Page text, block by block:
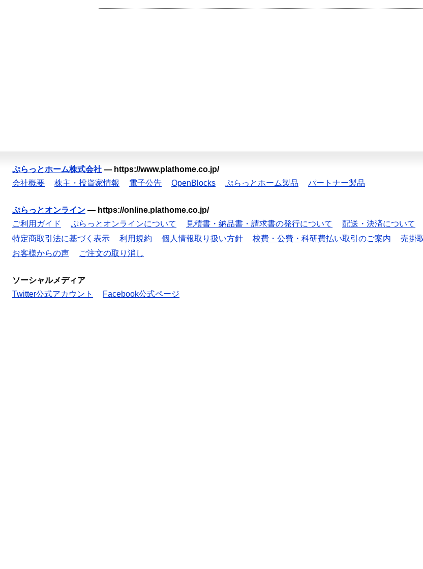
ぷらっとホーム株式会社 — https://www.plathome.co.jp/
会社概要
株主・投資家情報 電子公告 OpenBlocks ぷらっとホーム製品 パートナー製品
ぷらっとオンライン — https://online.plathome.co.jp/
ご利用ガイド
ぷらっとオンラインについて 見積書・納品書・請求書の発行について 配送・決済について
特定商取引法に基づく表示
利用規約 個人情報取り扱い方針 校費・公費・科研費払い取引のご案内 売掛
お客様からの声
ご注文の取り消し
ソーシャルメディア
Twitter公式アカウント
Facebook公式ページ